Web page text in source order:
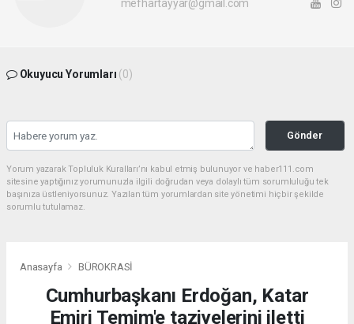
mefhartayyar@gmail.com
Okuyucu Yorumları (0)
Gönder
Yorum yazarak Topluluk Kuralları’nı kabul etmiş bulunuyor ve haber111.com
sitesine yaptığınız yorumunuzla ilgili doğrudan veya dolaylı tüm sorumluluğu tek
başınıza üstleniyorsunuz. Yazılan tüm yorumlardan site yönetimi hiçbir şekilde
sorumlu tutulamaz.
Anasayfa BÜROKRASİ
Cumhurbaşkanı Erdoğan, Katar
Emiri Temim'e taziyelerini iletti